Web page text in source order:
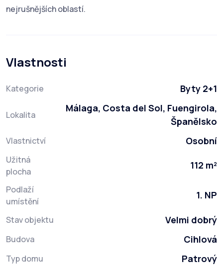
nejrušnějších oblastí.
Vlastnosti
Kategorie Byty 2+1
Lokalita
Málaga, Costa del Sol, Fuengirola,
Španělsko
Vlastnictví Osobní
Užitná
plocha
112 m²
Podlaží
umístění
1. NP
Stav objektu Velmi dobrý
Budova Cihlová
Typ domu Patrový